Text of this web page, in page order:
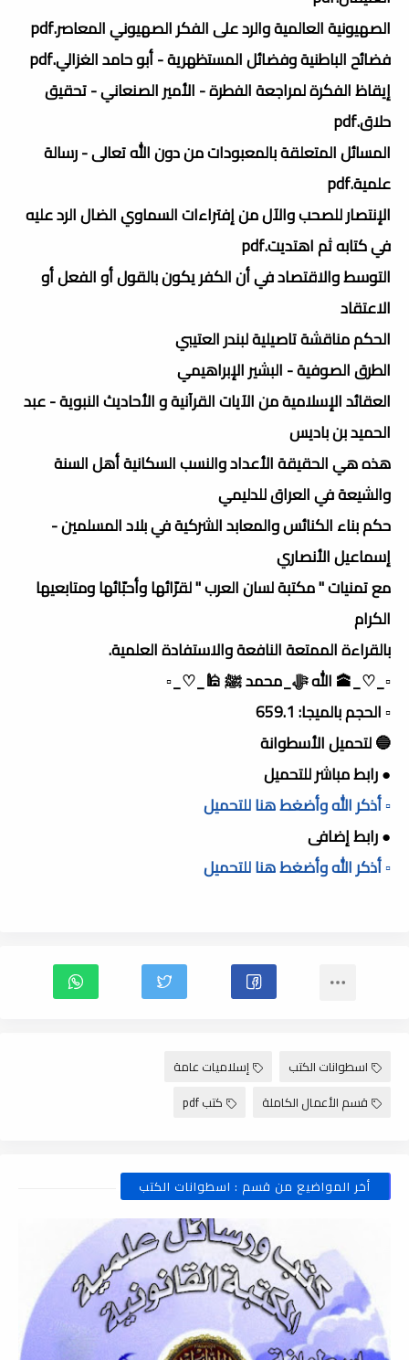
الصهيونية العالمية والرد على الفكر الصهيوني المعاصر.pdf
فضائح الباطنية وفضائل المستظهرية - أبو حامد الغزالي.pdf
إيقاظ الفكرة لمراجعة الفطرة - الأمير الصنعاني - تحقيق
حلاق.pdf
المسائل المتعلقة بالمعبودات من دون الله تعالى - رسالة
علمية.pdf
الإنتصار للصحب والآل من إفتراءات السماوي الضال الرد عليه
في كتابه ثم اهتديت.pdf
التوسط والاقتصاد في أن الكفر يكون بالقول أو الفعل أو
الاعتقاد
الحكم مناقشة تاصيلية لبندر العتيبي
الطرق الصوفية - البشير الإبراهيمي
العقائد الإسلامية من الآيات القرآنية و الأحاديث النبوية - عبد
الحميد بن باديس
هذه هي الحقيقة الأعداد والنسب السكانية أهل السنة
والشيعة في العراق للدليمي
حكم بناء الكنائس والمعابد الشركية في بلاد المسلمين -
إسماعيل الأنصاري
مع تمنيات " مكتبة لسان العرب " لقرّائها وأحبّائها ومتابعيها
الكرام
بالقراءة الممتعة النافعة والاستفادة العلمية.
▫️_♡_🕋 الله ﷻ_محمد ﷺ 🕌_♡_▫️
▫️ الحجم بالميجا: 659.1
🔵 لتحميل الأسطوانة
● رابط مباشر للتحميل
▫️ أذكر الله وأضغط هنا للتحميل
● رابط إضافى
▫️ أذكر الله وأضغط هنا للتحميل
اسطوانات الكتب
إسلاميات عامة
قسم الأعمال الكاملة
كتب pdf
أخر المواضيع من قسم : اسطوانات الكتب